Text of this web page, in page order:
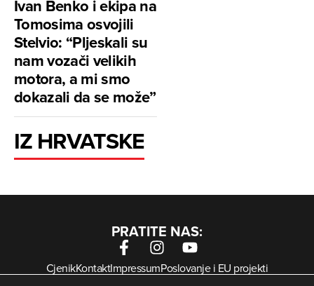
Ivan Benko i ekipa na
Tomosima osvojili
Stelvio: “Pljeskali su
nam vozači velikih
motora, a mi smo
dokazali da se može”
IZ HRVATSKE
PRATITE NAS:
CjenikKontaktImpressumPoslovanje i EU projekti